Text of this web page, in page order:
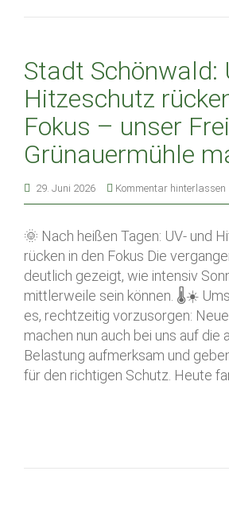
Stadt Schönwald:
Hitzeschutz
Fokus – unser
Grünauermühle
29. Juni 2026 Kommentar hinterlassen
🌞 Nach heißen Tagen: UV- und
rücken in den Fokus Die
deutlich gezeigt, wie intensiv
mittlerweile sein können. 🌡️☀️
es, rechtzeitig vorzusorgen:
machen nun auch bei uns auf die
Belastung aufmerksam und
für den richtigen Schutz. Heute